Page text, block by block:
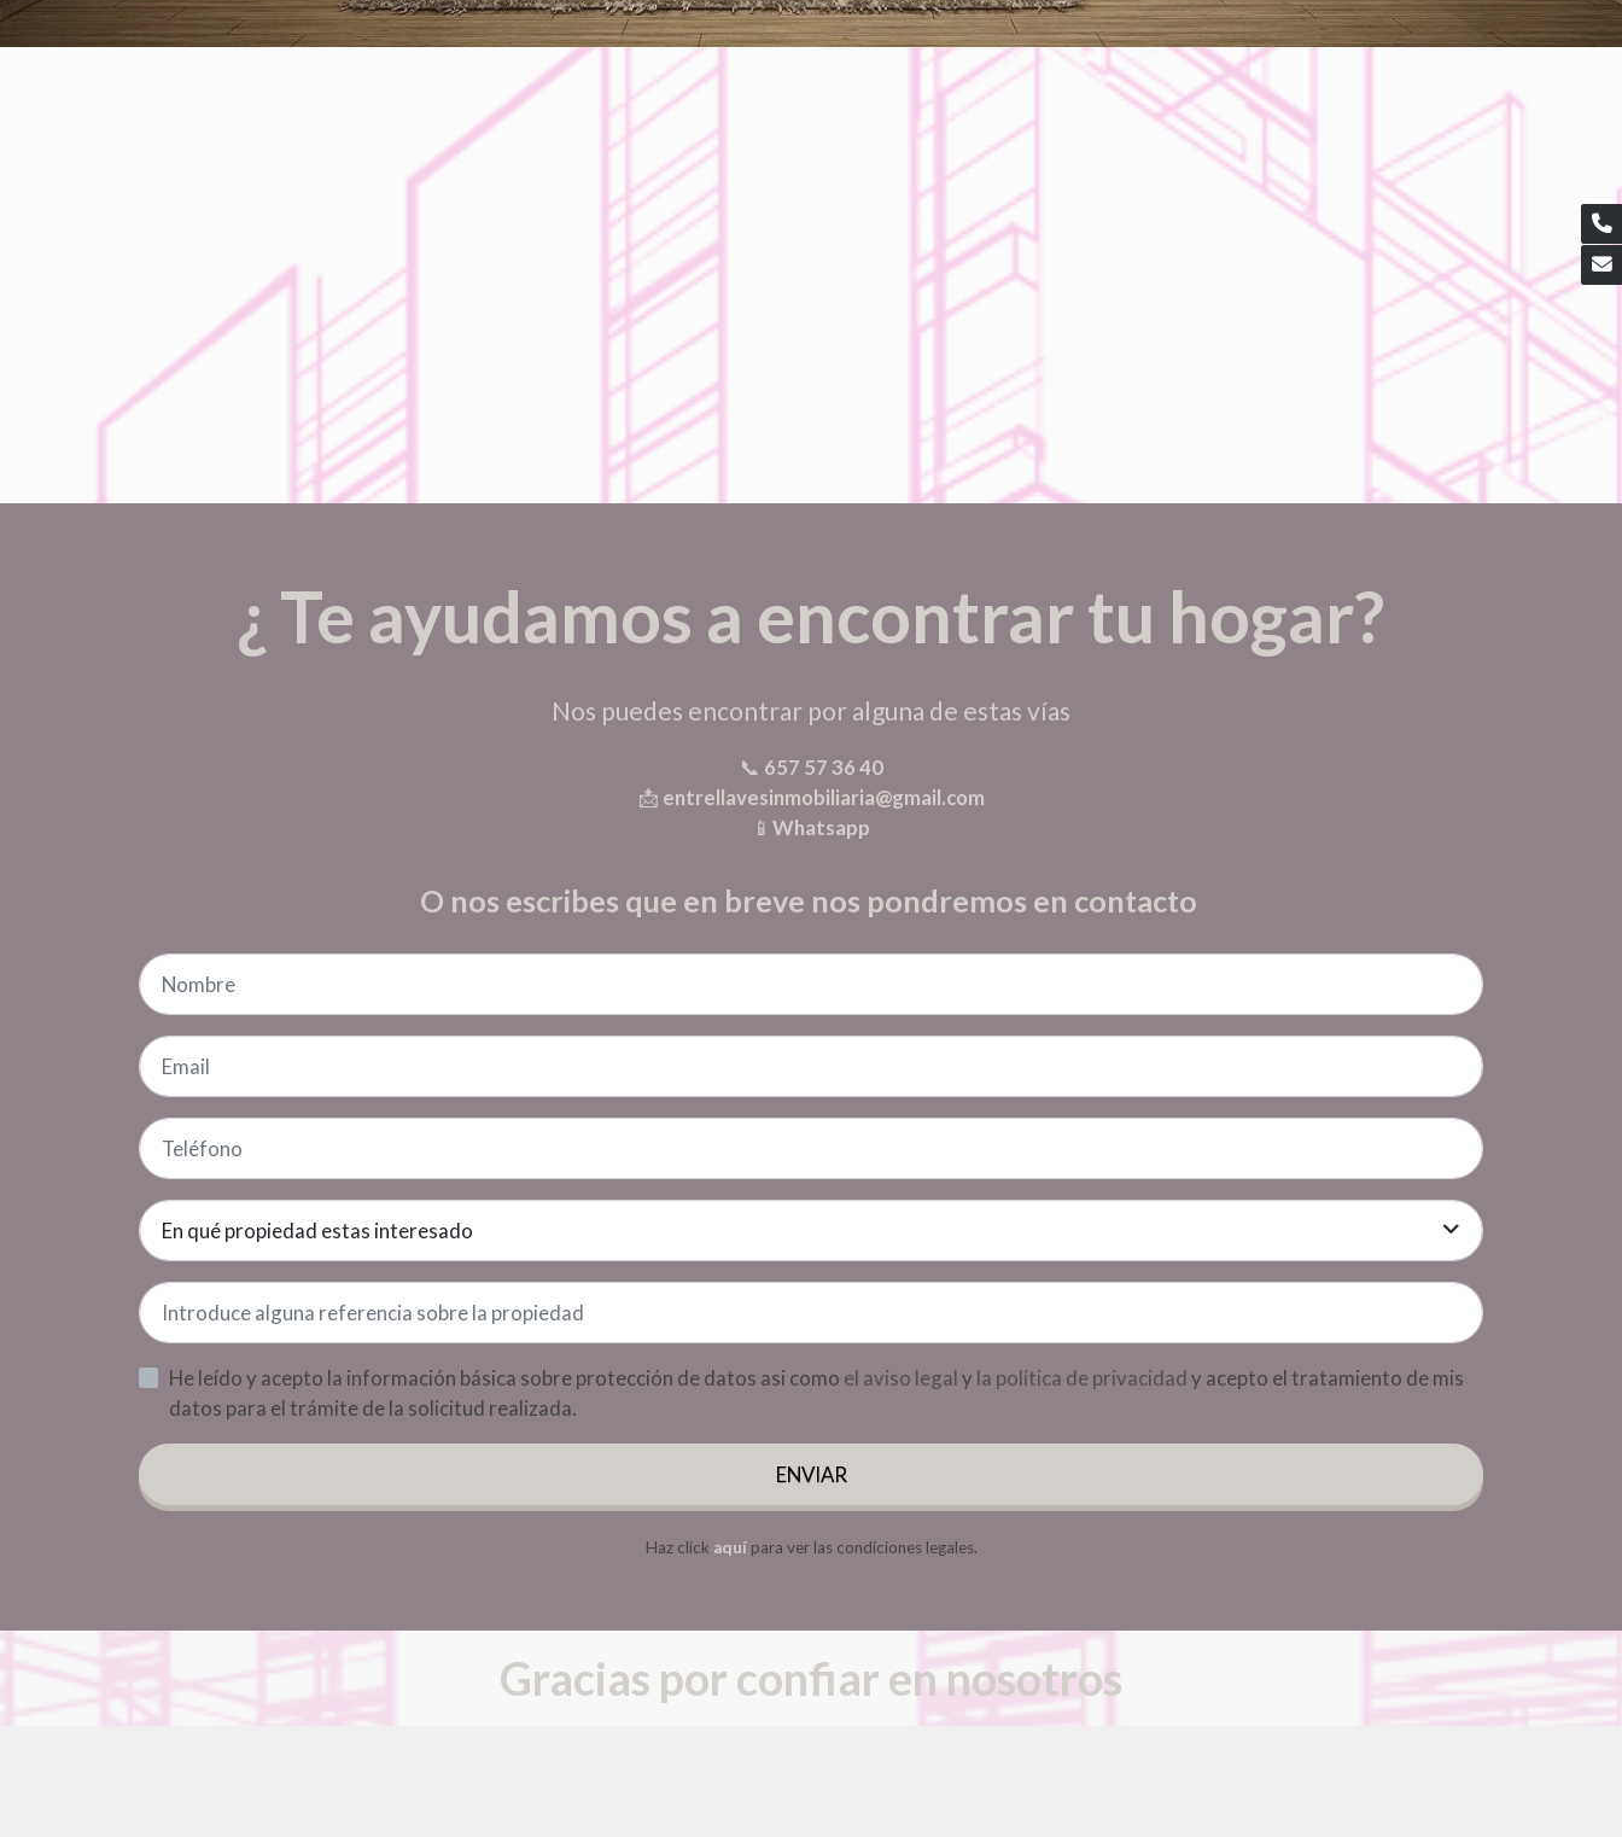
¿ Te ayudamos a encontrar tu hogar?
Nos puedes encontrar por alguna de estas vías
📞 657 57 36 40
📩 entrellavesinmobiliaria@gmail.com
📱 Whatsapp
O nos escribes que en breve nos pondremos en contacto
En qué propiedad estas interesado
He leído y acepto la información básica sobre protección de datos asi como el aviso legaly la política de privacidady acepto el tratamiento de mis
datos para el trámite de la solicitud realizada.
ENVIAR
Haz click aquípara ver las condiciones legales.
Gracias por confiar en nosotros